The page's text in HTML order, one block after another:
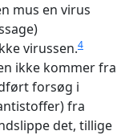
mus en virus
virussen.4
ikke kommer fra
forsøg i
fra
det, tillige